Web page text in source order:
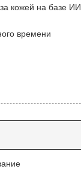
кожей на базе ИИ
времени